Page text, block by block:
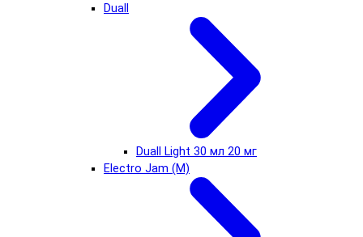
Duall
Duall Light 30 мл 20 мг
Electro Jam (М)